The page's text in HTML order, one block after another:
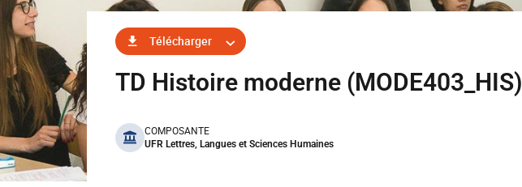
Télécharger
TD Histoire moderne (MODE403_HIS)
benefits
COMPOSANTE
UFR Lettres, Langues et Sciences Humaines